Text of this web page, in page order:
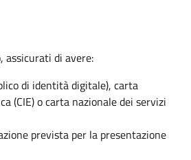
assicurati di avere:
di identità digitale), carta
(CIE) o carta nazionale dei servizi
prevista per la presentazione